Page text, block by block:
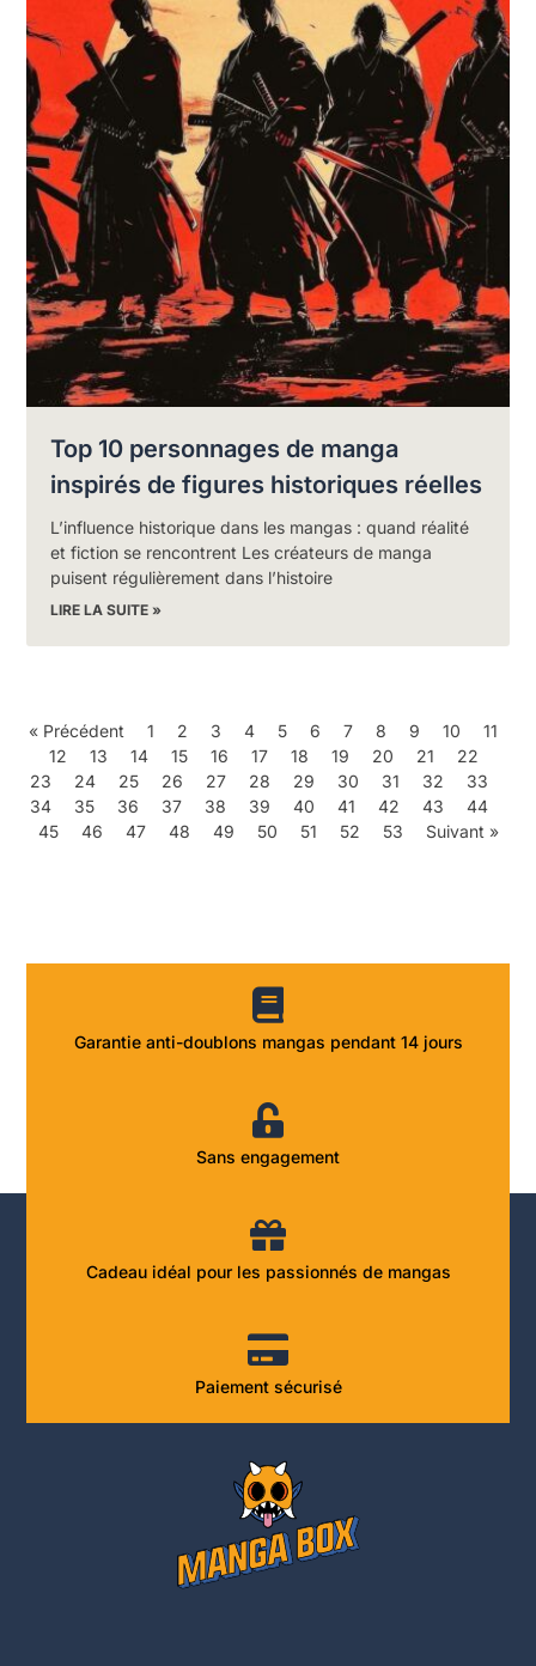
Top 10 personnages de manga
inspirés de figures historiques réelles
L’influence historique dans les mangas : quand réalité
et fiction se rencontrent Les créateurs de manga
puisent régulièrement dans l’histoire
LIRE LA SUITE »
« Précédent 1 2 3 4 5 6 7 8 9 10
11
12
13 14 15 16 17 18 19 20 21
22
23
24 25 26 27 28 29 30 31 32
33
34
35 36 37 38 39 40 41 42 43
44
45
46 47 48 49 50 51 52 53 Suivant »
Garantie anti-doublons mangas pendant 14 jours
Sans engagement
Cadeau idéal pour les passionnés de mangas
Paiement sécurisé